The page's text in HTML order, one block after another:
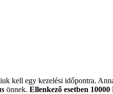
kell egy kezelési időpontra.
önnek. Ellenkező esetben